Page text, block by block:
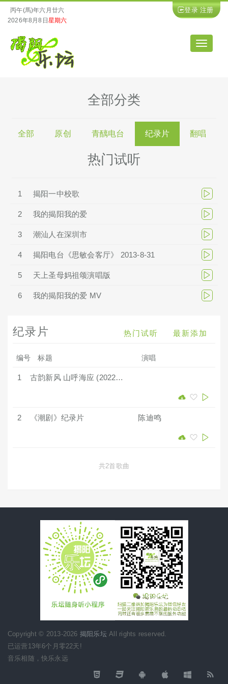
丙午(馬)年六月廿六
2026年8月8日星期六
登录 注册
导
航
全部分类
全部 原创 青醨电台 纪录片 翻唱
热门试听
1 揭阳一中校歌
2 我的揭阳我的爱
3 潮汕人在深圳市
4 揭阳电台《思敏会客厅》 2013-8-31
5 天上圣母妈祖颂演唱版
6 我的揭阳我的爱 MV
纪录片 热门试听 最新添加
编号 标题 演唱
1 古韵新风 山呼海应 (2022揭阳宣传片)
2 《潮剧》纪录片 陈迪鸣
共2首歌曲
Copyright © 2013-2026 揭阳乐坛 All rights reserved.
已运营13年6个月零22天!
音乐相随，快乐永远